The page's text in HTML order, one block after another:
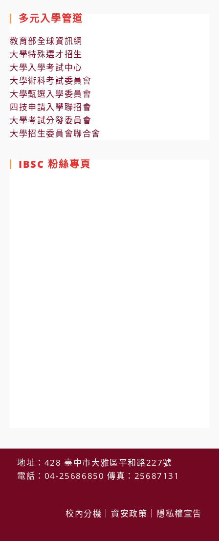
多元入學管道
教育部全球資訊網
大學特殊選才招生
大學入學考試中心
大學術科考試委員會
大學甄選入學委員會
四技申請入學聯招會
大學考試分發委員會
大學招生委員會聯合會
IBSC 粉絲專頁
地址：428 臺中市大雅區平和路227號
電話：04-25686850 傳真：25687131
校內分機 資安政策 隱私權宣告